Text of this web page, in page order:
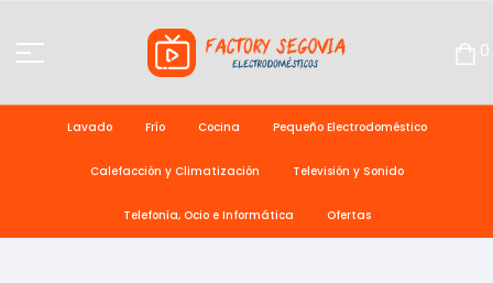
0
Lavado Frío Cocina Pequeño Electrodoméstico
Calefacción y Climatización Televisión y Sonido
Telefonía, Ocio e Informática Ofertas